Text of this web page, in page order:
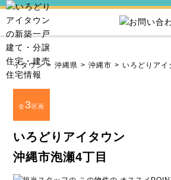
アイタウン 沖縄県 沖縄市 いろどりアイ
全3区画
いろどりアイタウン
沖縄市泡瀬4丁目